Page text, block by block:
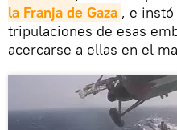
la Franja de Gaza , e
tripulaciones de esas
acercarse a ellas en el